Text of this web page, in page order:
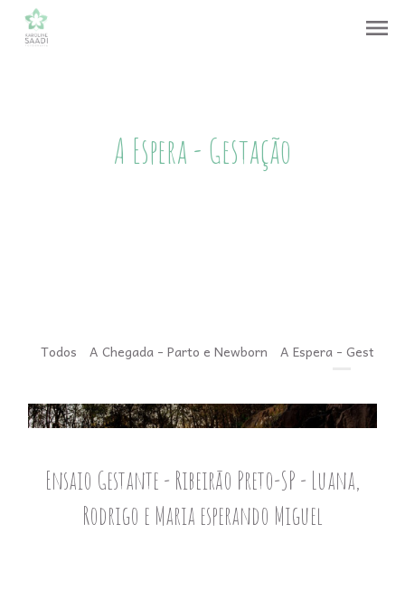
menu
A Espera - Gestação
Todos A Chegada - Parto e Newborn A Espera - Gestação
Ensaio Gestante - Ribeirão Preto-SP - Luana,
Rodrigo e Maria esperando Miguel